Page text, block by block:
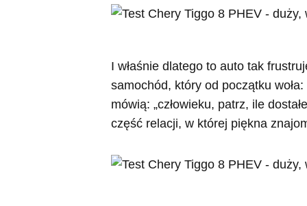
I właśnie dlatego to auto tak
samochód, który od początku
mówią: „człowieku, patrz, ile
część relacji, w której piękna